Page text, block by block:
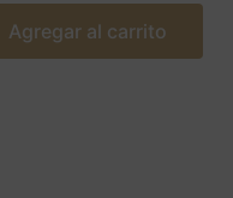
Agregar al carrito